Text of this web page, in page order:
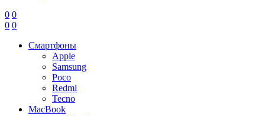
0 0
0 0
Смартфоны
Apple
Samsung
Poco
Redmi
Tecno
MacBook